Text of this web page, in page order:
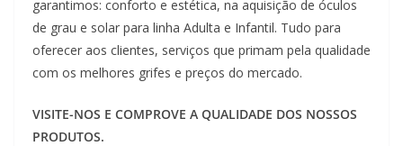
garantimos: conforto e estética, na aquisição de óculos
de grau e solar para linha Adulta e Infantil. Tudo para
oferecer aos clientes, serviços que primam pela qualidade
com os melhores grifes e preços do mercado.
VISITE-NOS E COMPROVE A QUALIDADE DOS NOSSOS
PRODUTOS.